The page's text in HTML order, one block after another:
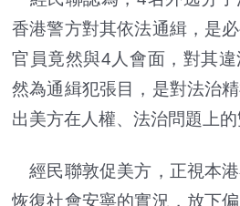
香港警方對其依法通緝，是
官員竟然與4人會面，對其
然為通緝犯張目，是對法治
出美方在人權、法治問題上的
經民聯敦促美方，正視本
恢復社會安寧的實況，放下